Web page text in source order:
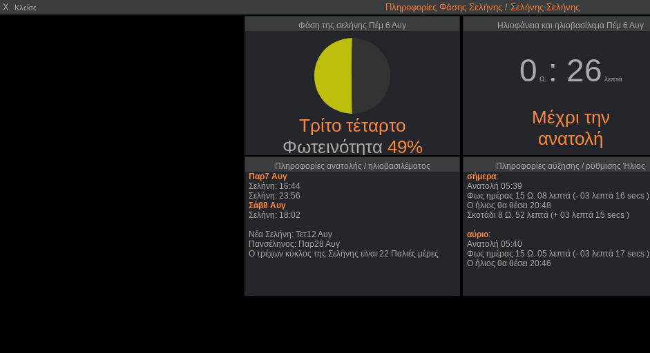
X Κλείσε Πληροφορίες Φάσης Σελήνης / Σελήνης-Σελήνης
Φάση της σελήνης Πέμ 6 Αυγ
Τρίτο τέταρτο
Φωτεινότητα 49%
Ηλιοφάνεια και ηλιοβασίλεμα Πέμ 6 Αυγ
0 Ω. : 26 λεπτά
Μέχρι την
ανατολή
Πληροφορίες ανατολής / ηλιοβασιλέματος
Παρ7 Αυγ
Σελήνη: 16:44
Σελήνη: 23:56
Σάβ8 Αυγ
Σελήνη: 18:02
Νέα Σελήνη: Τετ12 Αυγ
Πανσέληνος: Παρ28 Αυγ
Ο τρέχων κύκλος της Σελήνης είναι 22 Παλιές μέρες
Πληροφορίες αύξησης / ρύθμισης Ήλιος
σήμερα:
Ανατολή 05:39
Φως ημέρας 15 Ω. 08 λεπτά (- 03 λεπτά 16 secs )
Ο ήλιος θα θέσει 20:48
Σκοτάδι 8 Ω. 52 λεπτά (+ 03 λεπτά 15 secs )
αύριο:
Ανατολή 05:40
Φως ημέρας 15 Ω. 05 λεπτά (- 03 λεπτά 17 secs )
Ο ήλιος θα θέσει 20:46